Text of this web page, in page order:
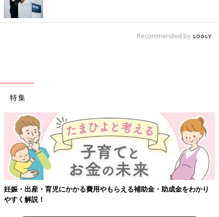
Recommended by
特集
妊娠・出産・育児にかかる費用やもらえる補助金・助成金をわかり
やすく解説！